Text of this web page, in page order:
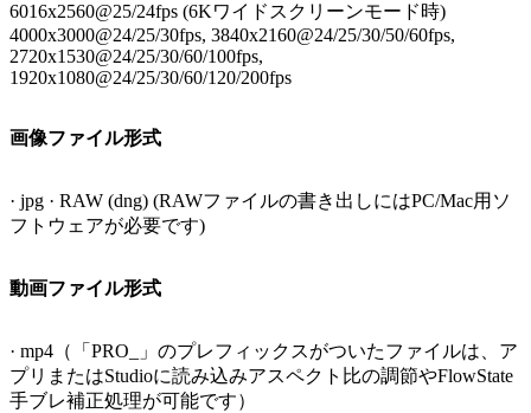
6016x2560@25/24fps (6Kワイドスクリーンモード時)
4000x3000@24/25/30fps, 3840x2160@24/25/30/50/60fps,
2720x1530@24/25/30/60/100fps,
1920x1080@24/25/30/60/120/200fps
画像ファイル形式
· jpg · RAW (dng) (RAWファイルの書き出しにはPC/Mac用ソ
フトウェアが必要です)
動画ファイル形式
· mp4（「PRO_」のプレフィックスがついたファイルは、ア
プリまたはStudioに読み込みアスペクト比の調節やFlowState
手ブレ補正処理が可能です）